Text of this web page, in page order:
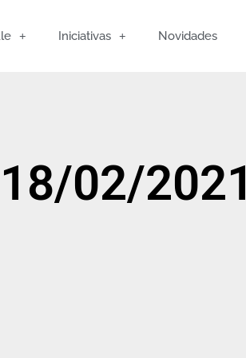
Iniciativas Novidades
18/02/2021